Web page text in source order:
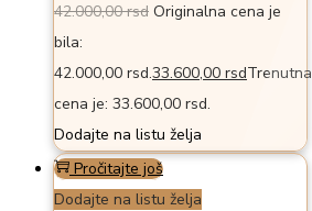
42.000,00rsd Originalna cena je
bila:
42.000,00 rsd.33.600,00 rsdTrenutna
cena je: 33.600,00 rsd.
Dodajte na listu želja
Pročitajte još
Dodajte na listu želja